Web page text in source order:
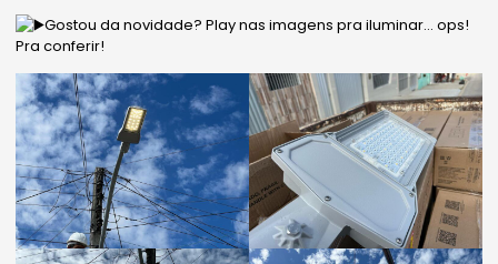
Gostou da novidade? Play nas imagens pra iluminar… ops!
Pra conferir!